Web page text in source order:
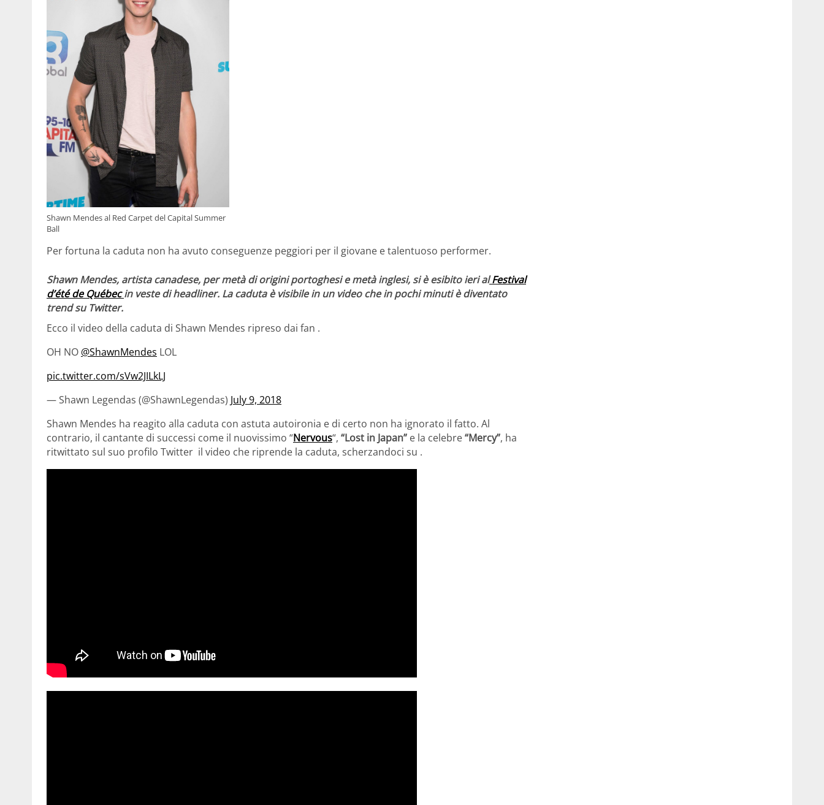
Shawn Mendes al Red Carpet del Capital Summer
Ball
Per fortuna la caduta non ha avuto conseguenze peggiori per il giovane e talentuoso performer.
Shawn Mendes, artista canadese, per metà di origini portoghesi e metà inglesi, si è esibito ieri alFestival
d’été de Québecin veste di headliner. La caduta è visibile in un video che in pochi minuti è diventato
trend su Twitter.
Ecco il video della caduta di Shawn Mendes ripreso dai fan .
OH NO @ShawnMendes LOL
pic.twitter.com/sVw2JILkLJ
— Shawn Legendas (@ShawnLegendas) July 9, 2018
Shawn Mendes ha reagito alla caduta con astuta autoironia e di certo non ha ignorato il fatto. Al
contrario, il cantante di successi come il nuovissimo “Nervous“, “Lost in Japan” e la celebre“Mercy”, ha
ritwittato sul suo profilo Twitter il video che riprende la caduta, scherzandoci su .